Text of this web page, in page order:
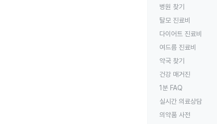
병원 찾기
탈모 진료비
다이어트 진료비
여드름 진료비
약국 찾기
건강 매거진
1분 FAQ
실시간 의료상담
의약품 사전